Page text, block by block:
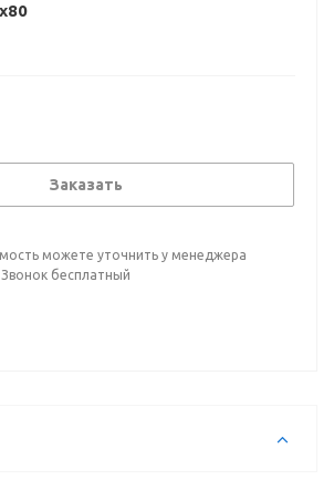
Заказать
можете уточнить у менеджера
Звонок бесплатный